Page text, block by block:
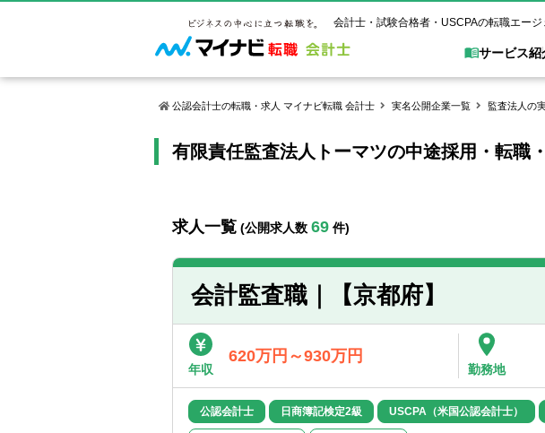
会計士・試験合格者・USCPAの転職エー
サービス紹
サービス紹介
マイナビ転職 会計士とは？ Web
転職お役立ち情報
ご状況別転職ガイド
はじめての転職の方へ
2回目以降の転職の方へ 未経験
業界情報
会計士試験情報
試験科目一覧
試験合格後の流れ
求人情報
保有資格別求人情報
公認会計士試験合格
USCPA（米国公認会計士）
公認会計士の転職・求人 マイナビ転職 会計士 実名公開企業一覧 監査法人の
有限責任監査法人トーマツの中途採用・転職
求人一覧 (公開求人数 69 件)
会計監査職｜【京都府】
年収
620万円～930万円
勤務地
公認会計士 日商簿記検定2級 USCPA（米国公認会計士）